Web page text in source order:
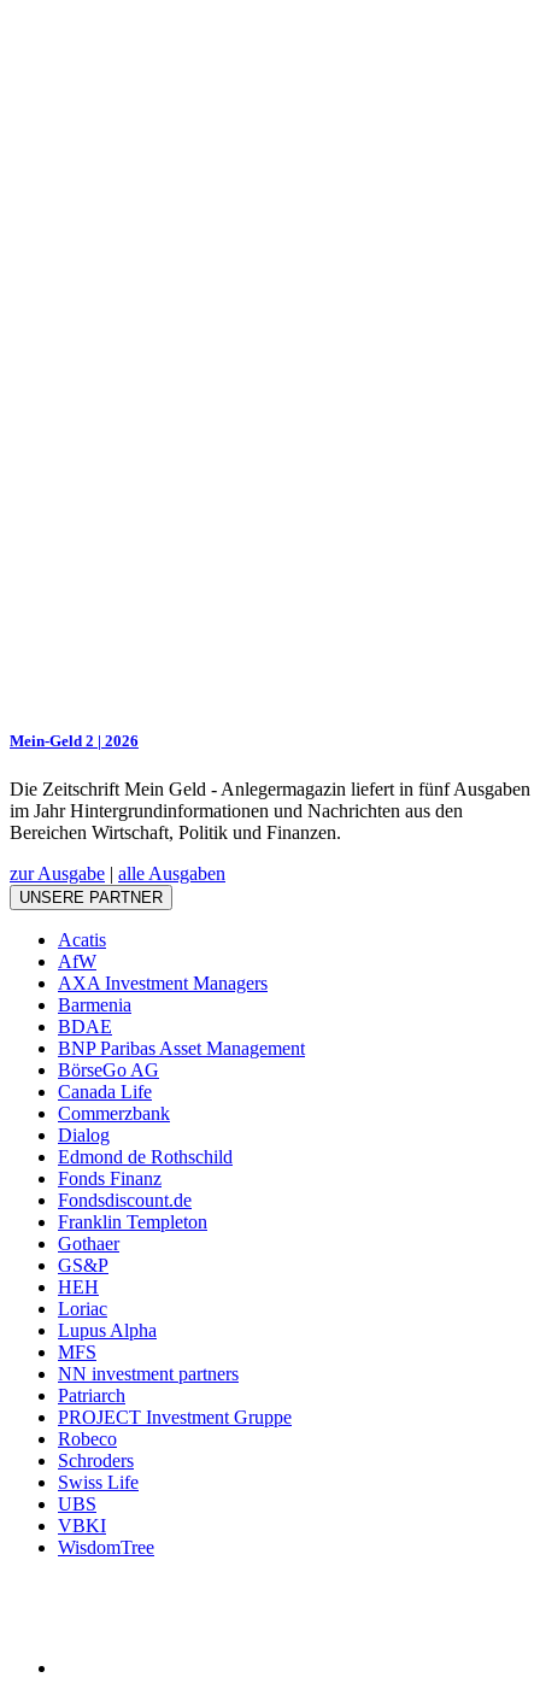
Mein-Geld 2 | 2026
Die Zeitschrift Mein Geld - Anlegermagazin liefert in fünf Ausgaben
im Jahr Hintergrundinformationen und Nachrichten aus den
Bereichen Wirtschaft, Politik und Finanzen.
zur Ausgabe | alle Ausgaben
UNSERE PARTNER
Acatis
AfW
AXA Investment Managers
Barmenia
BDAE
BNP Paribas Asset Management
BörseGo AG
Canada Life
Commerzbank
Dialog
Edmond de Rothschild
Fonds Finanz
Fondsdiscount.de
Franklin Templeton
Gothaer
GS&P
HEH
Loriac
Lupus Alpha
MFS
NN investment partners
Patriarch
PROJECT Investment Gruppe
Robeco
Schroders
Swiss Life
UBS
VBKI
WisdomTree